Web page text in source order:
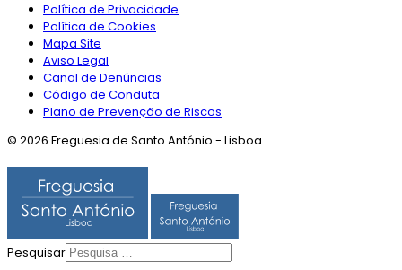
Política de Privacidade
Política de Cookies
Mapa Site
Aviso Legal
Canal de Denúncias
Código de Conduta
Plano de Prevenção de Riscos
© 2026 Freguesia de Santo António - Lisboa.
Pesquisar